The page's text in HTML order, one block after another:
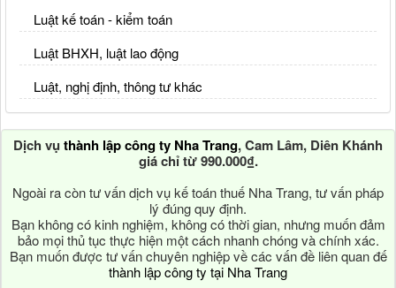
Luật kế toán - kiểm toán
Luật BHXH, luật lao động
Luật, nghị định, thông tư khác
Dịch vụ thành lập công ty Nha Trang, Cam Lâm, Diên Khánh
giá chỉ từ 990.000₫.
Ngoài ra còn tư vấn dịch vụ kế toán thuế Nha Trang, tư vấn pháp
lý đúng quy định.
Bạn không có kinh nghiệm, không có thời gian, nhưng muốn đảm
bảo mọi thủ tục thực hiện một cách nhanh chóng và chính xác.
Bạn muốn được tư vấn chuyên nghiệp về các vấn đề liên quan đế
thành lập công ty tại Nha Trang